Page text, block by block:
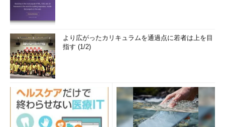
より広がったカリキュラムを通過点に若者は上を目
指す (1/2)